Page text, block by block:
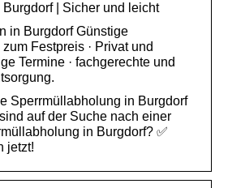
| Sicher und leicht
in Burgdorf Günstige
Festpreis · Privat und
Termine · fachgerechte und
Sperrmüllabholung in Burgdorf
auf der Suche nach einer
in Burgdorf? ✅
jetzt!